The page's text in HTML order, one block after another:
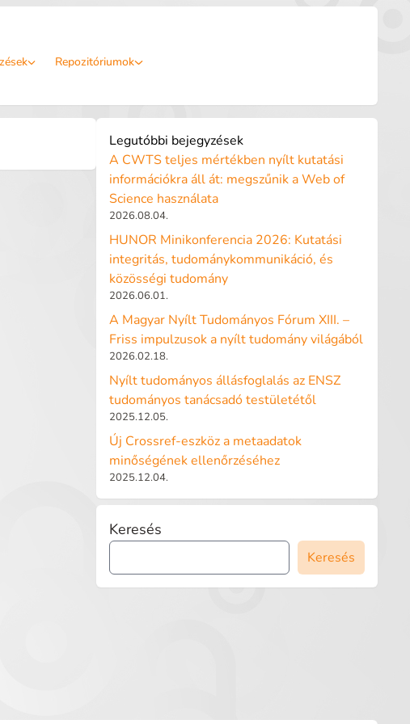
Repozitóriumok
Legutóbbi bejegyzések
A CWTS teljes mértékben nyílt kutatási
információkra áll át: megszűnik a Web of
Science használata
2026.08.04.
HUNOR Minikonferencia 2026: Kutatási
integritás, tudománykommunikáció, és
közösségi tudomány
2026.06.01.
A Magyar Nyílt Tudományos Fórum XIII. –
Friss impulzusok a nyílt tudomány világából
2026.02.18.
Nyílt tudományos állásfoglalás az ENSZ
tudományos tanácsadó testületétől
2025.12.05.
Új Crossref-eszköz a metaadatok
minőségének ellenőrzéséhez
2025.12.04.
Keresés
Keresés